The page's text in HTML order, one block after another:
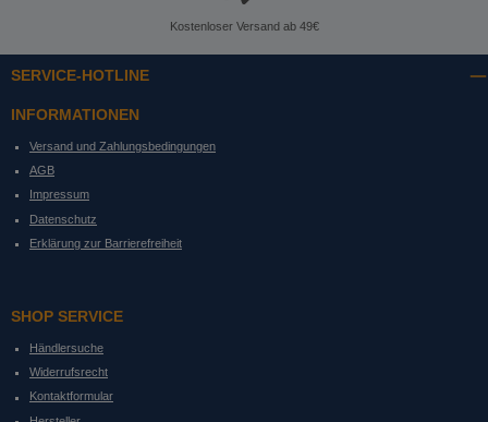
Kostenloser Versand ab 49€
SERVICE-HOTLINE
INFORMATIONEN
Versand und Zahlungsbedingungen
AGB
Impressum
Datenschutz
Erklärung zur Barrierefreiheit
SHOP SERVICE
Händlersuche
Widerrufsrecht
Kontaktformular